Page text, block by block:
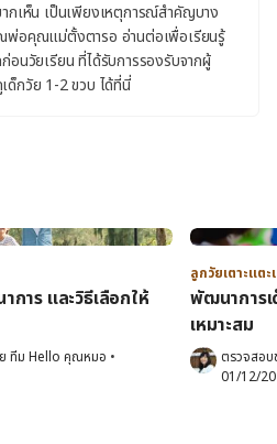
กเห็น เป็นเพียงเหตุการณ์สำคัญบาง
ณพ่อคุณแม่ตั้งตารอ อ่านต่อเพื่อเรียนรู้
อนวัยเรียน ที่ได้รับการรองรับจากผู้
ด็กวัย 1-2 ขวบ ได้ที่นี่
การ และวิธีเลือกให้
ทีม Hello คุณหมอ •
ลูกวัยเตาะแต
พัฒนาการเ
เหมาะสม
ตรวจสอ
01/12/